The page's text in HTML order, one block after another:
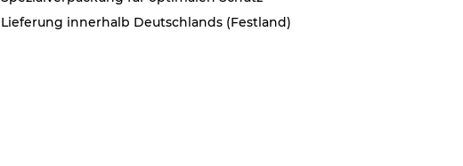
Lieferung innerhalb Deutschlands (Festland)